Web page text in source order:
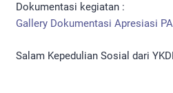
Dokumentasi kegiatan :
Gallery Dokumentasi Apresiasi
Salam Kepedulian Sosial dari